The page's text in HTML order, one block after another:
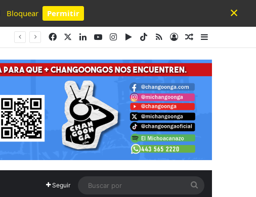
Bloquear Permitir
Powered by SendPulse
×
FacebookLinkedInYouTubeInstagram
Google Play
TikTok
RSSAccesoPublicación al
Barra lateral
Seguir